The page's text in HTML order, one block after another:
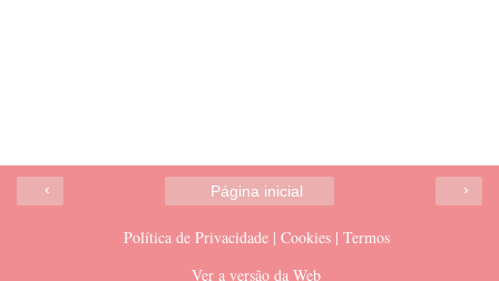
‹ ›
Página inicial
Política de Privacidade | Cookies | Termos
Ver a versão da Web